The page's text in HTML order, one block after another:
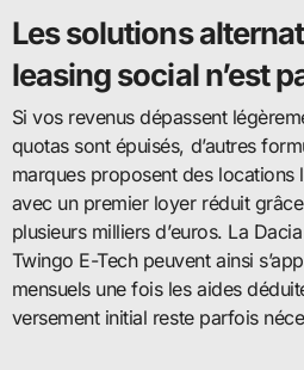
Les solutions
leasing social n’est
Si vos revenus dépassent
quotas sont épuisés, d’autres
marques proposent des locations
avec un premier loyer réduit
plusieurs milliers d’euros. La
Twingo E-Tech peuvent ainsi
mensuels une fois les aides
versement initial reste parfois